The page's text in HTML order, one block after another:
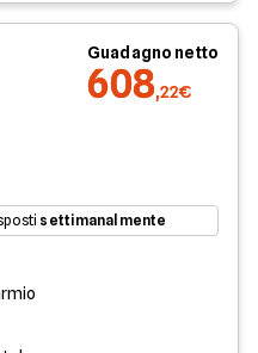
Guadagno netto
608,22€
settimanalmente